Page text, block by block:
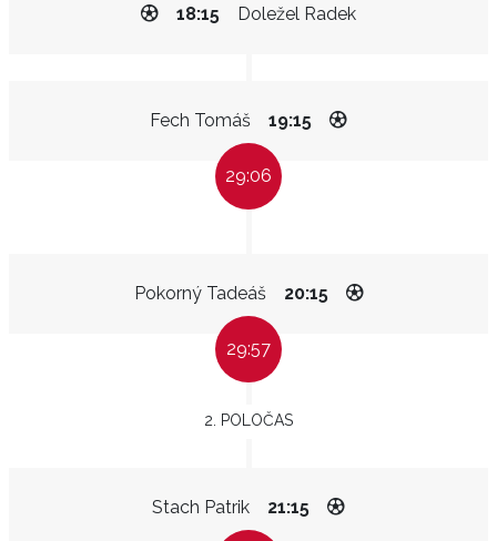
Doležel Radek
18:15
Fech Tomáš 19:15
29:06
Pokorný Tadeáš 20:15
29:57
2. POLOČAS
Stach Patrik 21:15